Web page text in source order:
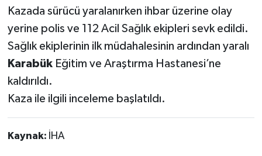
Kazada sürücü yaralanırken ihbar üzerine olay
yerine polis ve 112 Acil Sağlık ekipleri sevk edildi.
Sağlık ekiplerinin ilk müdahalesinin ardından yaralı
KarabükEğitim ve Araştırma Hastanesi’ne
kaldırıldı.
Kaza ile ilgili inceleme başlatıldı.
Kaynak: İHA